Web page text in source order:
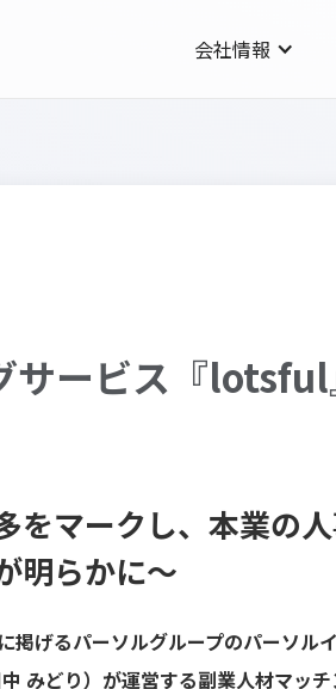
会社情報
サービス『
をマークし、本業の
明らかに～
に掲げるパーソルグループのパー
みどり）が運営する副業人材マッ